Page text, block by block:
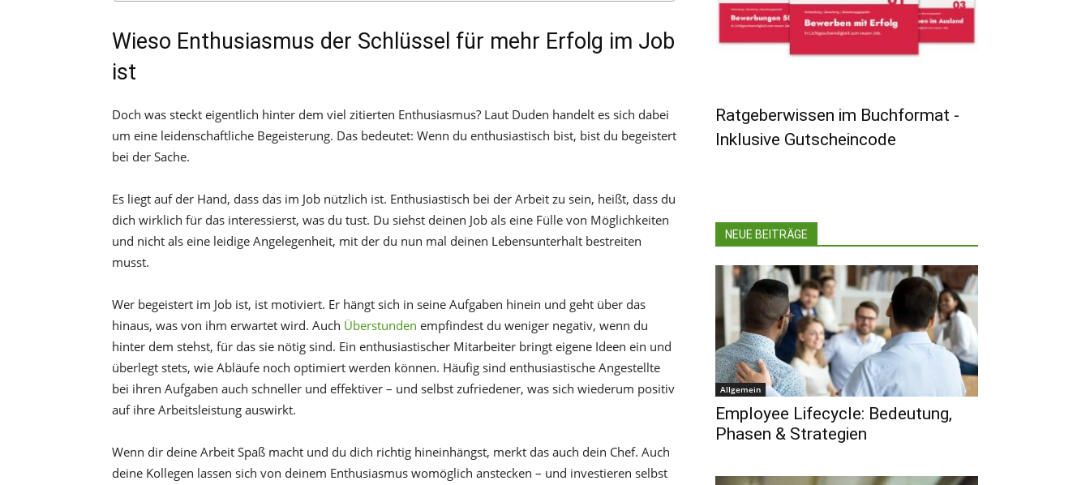
Wieso Enthusiasmus der Schlüssel für mehr Erfolg im Job
ist
Doch was steckt eigentlich hinter dem viel zitierten Enthusiasmus? Laut Duden handelt es sich dabei
um eine leidenschaftliche Begeisterung. Das bedeutet: Wenn du enthusiastisch bist, bist du begeistert
bei der Sache.
Es liegt auf der Hand, dass das im Job nützlich ist. Enthusiastisch bei der Arbeit zu sein, heißt, dass du
dich wirklich für das interessierst, was du tust. Du siehst deinen Job als eine Fülle von Möglichkeiten
und nicht als eine leidige Angelegenheit, mit der du nun mal deinen Lebensunterhalt bestreiten
musst.
Wer begeistert im Job ist, ist motiviert. Er hängt sich in seine Aufgaben hinein und geht über das
hinaus, was von ihm erwartet wird. Auch Überstunden empfindest du weniger negativ, wenn du
hinter dem stehst, für das sie nötig sind. Ein enthusiastischer Mitarbeiter bringt eigene Ideen ein und
überlegt stets, wie Abläufe noch optimiert werden können. Häufig sind enthusiastische Angestellte
bei ihren Aufgaben auch schneller und effektiver – und selbst zufriedener, was sich wiederum positiv
auf ihre Arbeitsleistung auswirkt.
Wenn dir deine Arbeit Spaß macht und du dich richtig hineinhängst, merkt das auch dein Chef. Auch
deine Kollegen lassen sich von deinem Enthusiasmus womöglich anstecken – und investieren selbst
Ratgeberwissen im Buchformat -
Inklusive Gutscheincode
NEUE BEITRÄGE
Allgemein
Employee Lifecycle: Bedeutung,
Phasen & Strategien